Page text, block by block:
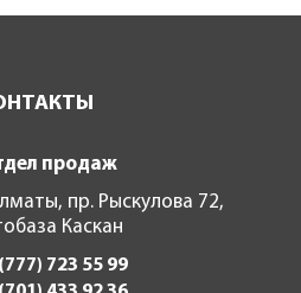
продаж
пр. Рыскулова 72,
Каскан
723 55 99